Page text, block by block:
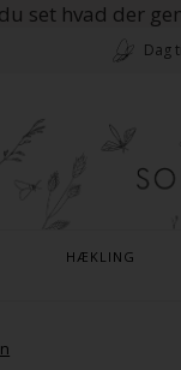
set hvad der
Dag
HÆKLING